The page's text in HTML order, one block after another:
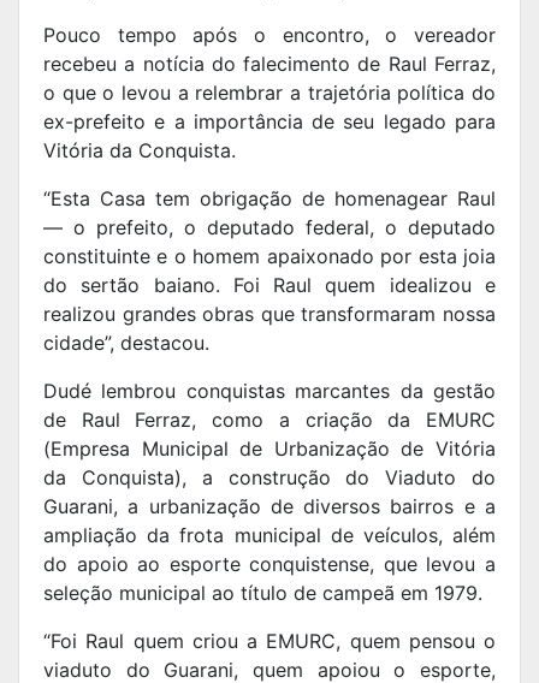
Pouco tempo após o encontro, o vereador
recebeu a notícia do falecimento de Raul Ferraz,
o que o levou a relembrar a trajetória política do
ex-prefeito e a importância de seu legado para
Vitória da Conquista.
“Esta Casa tem obrigação de homenagear Raul
— o prefeito, o deputado federal, o deputado
constituinte e o homem apaixonado por esta joia
do sertão baiano. Foi Raul quem idealizou e
realizou grandes obras que transformaram nossa
cidade”, destacou.
Dudé lembrou conquistas marcantes da gestão
de Raul Ferraz, como a criação da EMURC
(Empresa Municipal de Urbanização de Vitória
da Conquista), a construção do Viaduto do
Guarani, a urbanização de diversos bairros e a
ampliação da frota municipal de veículos, além
do apoio ao esporte conquistense, que levou a
seleção municipal ao título de campeã em 1979.
“Foi Raul quem criou a EMURC, quem pensou o
viaduto do Guarani, quem apoiou o esporte,